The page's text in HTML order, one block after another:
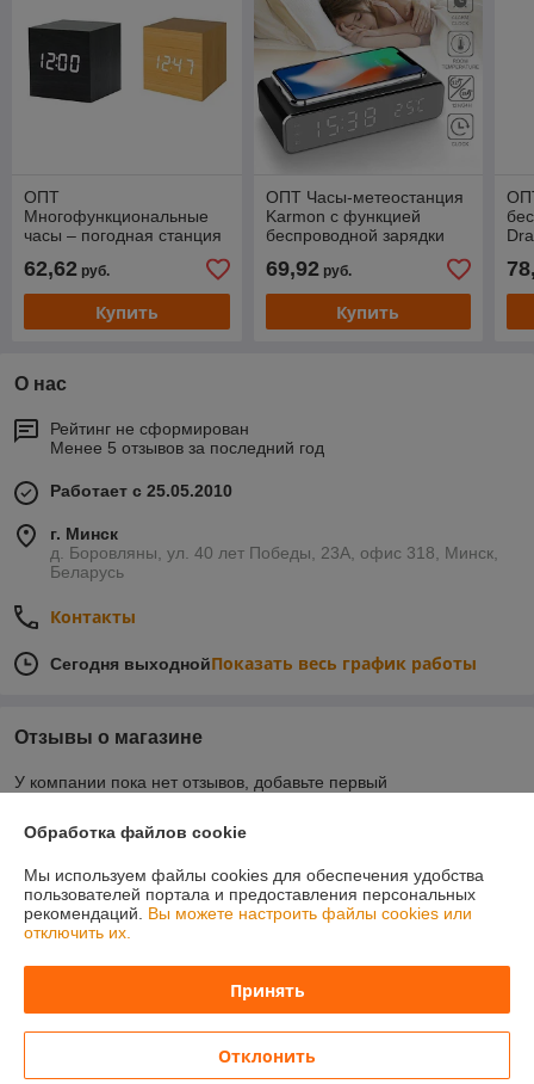
ОПТ
Многофункциональные
часы – погодная станция
62,62 руб.
Купить
ОПТ Часы-метеостанция
Karmon с функцией
беспроводной зарядки
69,92руб.
Купить
О нас
Рейтинг не сформирован
Менее 5 отзывов за последний год
Работает с 25.05.2010
г. Минск
д. Боровляны, ул. 40 лет Победы, 23А, офис 318, Минск,
Беларусь
Контакты
Сегодня выходнойПоказать весь график работы
Отзывы о магазине
У компании пока нет отзывов, добавьте первый
Контакты
Доставка и оплата
График работы
Полная версия сайта
Обработка файлов cookie
Мы используем файлы cookies для обеспечения удобства
пользователей портала и предоставления персональных
рекомендаций. Вы можете настроить файлы cookies или
отключить их.
Принять
Отклонить